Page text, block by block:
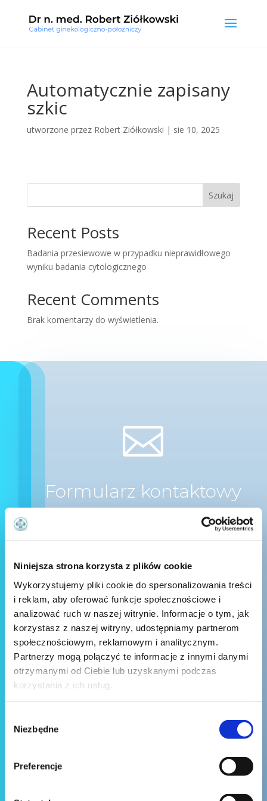
Niniejsza strona korzysta z plików cookie
Wykorzystujemy pliki cookie do spersonalizowania treści
i reklam, aby oferować funkcje społecznościowe i
analizować ruch w naszej witrynie. Informacje o tym, jak
korzystasz z naszej witryny, udostępniamy partnerom
społecznościowym, reklamowym i analitycznym.
Partnerzy mogą połączyć te informacje z innymi danymi
otrzymanymi od Ciebie lub uzyskanymi podczas
korzystania z ich usług.
zgody
Niezbędne
Preferencje
Automatycznie zapisany
szkic
utworzone przez Robert Ziółkowski | sie 10, 2025
Szukaj
Recent Posts
Badania przesiewowe w przypadku nieprawidłowego
wyniku badania cytologicznego
Recent Comments
Brak komentarzy do wyświetlenia.

Formularz kontaktowy
Wyślij wiadomość